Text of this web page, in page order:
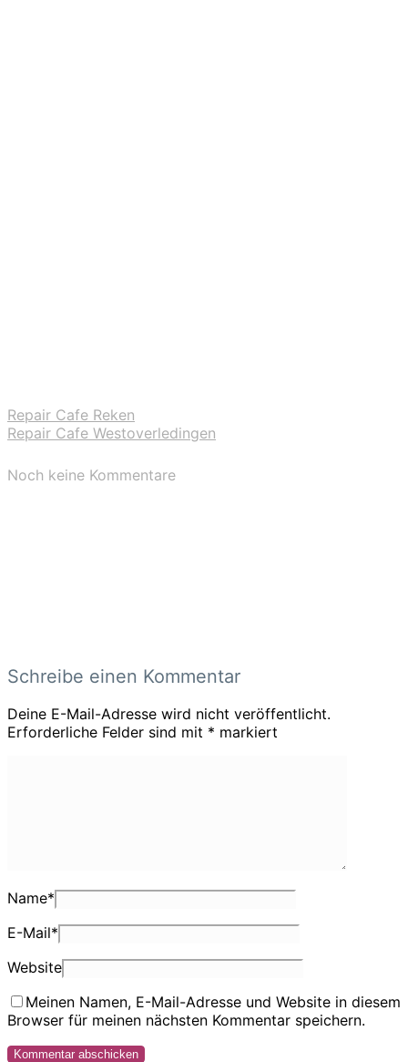
Repair Cafe Reken
Repair Cafe Westoverledingen
Noch keine Kommentare
Schreibe einen Kommentar
Deine E-Mail-Adresse wird nicht veröffentlicht.
Erforderliche Felder sind mit * markiert
Name*
E-Mail*
Website
Meinen Namen, E-Mail-Adresse und Website in diesem
Browser für meinen nächsten Kommentar speichern.